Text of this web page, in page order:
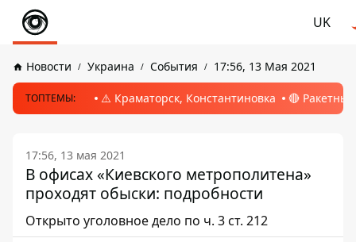
UK
Новости Украина События 17:56, 13 Мая 2021
ТОПТЕМЫ: ⚠️ Краматорск, Константиновка 🔴
17:56, 13 мая 2021
В офисах «Киевского метрополитена»
проходят обыски: подробности
Открыто уголовное дело по ч. 3 ст. 212